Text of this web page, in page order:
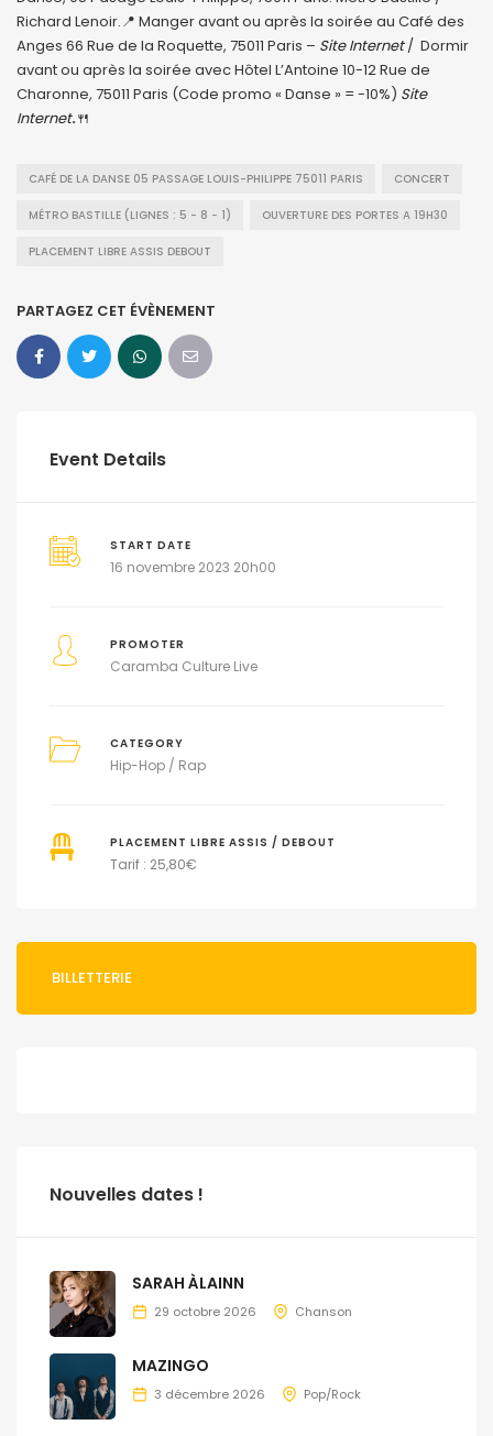
Richard Lenoir.📍 Manger avant ou après la soirée au Café des
Anges 66 Rue de la Roquette, 75011 Paris – Site Internet/ Dormir
avant ou après la soirée avec Hôtel L’Antoine 10-12 Rue de
Charonne, 75011 Paris (Code promo « Danse » = -10%) Site
Internet.🍴
CAFÉ DE LA DANSE 05 PASSAGE LOUIS-PHILIPPE 75011 PARIS CONCERT
MÉTRO BASTILLE (LIGNES : 5 - 8 - 1) OUVERTURE DES PORTES A 19H30
PLACEMENT LIBRE ASSIS DEBOUT
PARTAGEZ CET ÉVÈNEMENT
Event Details
START DATE
16 novembre 2023 20h00
PROMOTER
Caramba Culture Live
CATEGORY
Hip-Hop / Rap
PLACEMENT LIBRE ASSIS / DEBOUT
Tarif : 25,80€
BILLETTERIE
Nouvelles dates !
SARAH ÀLAINN
29 octobre 2026 Chanson
MAZINGO
3 décembre 2026 Pop/Rock